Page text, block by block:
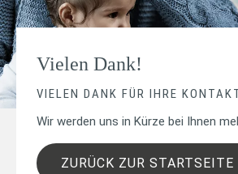
Vielen Dank!
VIELEN DANK FÜR IHRE
Wir werden uns in Kürze bei Ihnen
ZURÜCK ZUR STARTSEITE